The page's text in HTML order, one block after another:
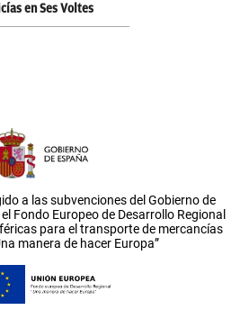
en Ses Voltes
a las subvenciones del Gobierno de
Fondo Europeo de Desarrollo Regional
para el transporte de mercancías
manera de hacer Europa”